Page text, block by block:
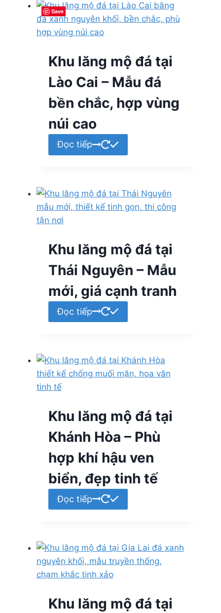
Save
Khu lăng mộ đá tại
Lào Cai – Mẫu đá
bền chắc, hợp vùng
núi cao
Đọc tiếp
Save
Khu lăng mộ đá tại
Thái Nguyên – Mẫu
mới, giá cạnh tranh
Đọc tiếp
Save
Khu lăng mộ đá tại
Khánh Hòa – Phù
hợp khí hậu ven
biển, đẹp tinh tế
Đọc tiếp
Save
Khu lăng mộ đá tại